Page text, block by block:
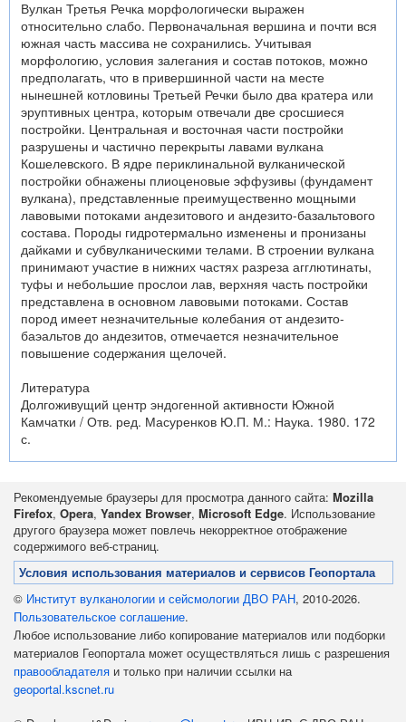
Вулкан Третья Речка морфологически выражен
относительно слабо. Первоначальная вершина и почти вся
южная часть массива не сохранились. Учитывая
морфологию, условия залегания и состав потоков, можно
предполагать, что в привершинной части на месте
нынешней котловины Третьей Речки было два кратера или
эруптивных центра, которым отвечали две сросшиеся
постройки. Центральная и восточная части постройки
разрушены и частично перекрыты лавами вулкана
Кошелевского. В ядре периклинальной вулканической
постройки обнажены плиоценовые эффузивы (фундамент
вулкана), представленные преимущественно мощными
лавовыми потоками андезитового и андезито-базальтового
состава. Породы гидротермально изменены и пронизаны
дайками и субвулканическими телами. В строении вулкана
принимают участие в нижних частях разреза агглютинаты,
туфы и небольшие прослои лав, верхняя часть постройки
представлена в основном лавовыми потоками. Состав
пород имеет незначительные колебания от андезито-
баэальтов до андезитов, отмечается незначительное
повышение содержания щелочей.
Литература
Долгоживущий центр эндогенной активности Южной
Камчатки / Отв. ред. Масуренков Ю.П. М.: Наука. 1980. 172
с.
Рекомендуемые браузеры для просмотра данного сайта: Mozilla
Firefox, Opera, Yandex Browser, Microsoft Edge. Использование
другого браузера может повлечь некорректное отображение
содержимого веб-страниц.
Условия использования материалов и сервисов Геопортала
© Институт вулканологии и сейсмологии ДВО РАН, 2010-2026.
Пользовательское соглашение.
Любое использование либо копирование материалов или подборки
материалов Геопортала может осуществляться лишь с разрешения
правообладателя и только при наличии ссылки на
geoportal.kscnet.ru